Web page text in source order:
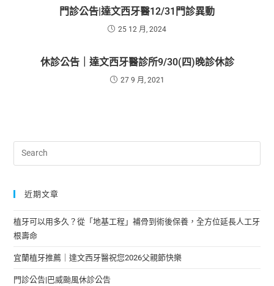
門診公告|達文西牙醫12/31門診異動
25 12 月, 2024
休診公告｜達文西牙醫診所9/30(四)晚診休診
27 9 月, 2021
近期文章
植牙可以用多久？從「地基工程」補骨到術後保養，全方位延長人工牙
根壽命
宜蘭植牙推薦｜達文西牙醫祝您2026父親節快樂
門診公告|巴威颱風休診公告